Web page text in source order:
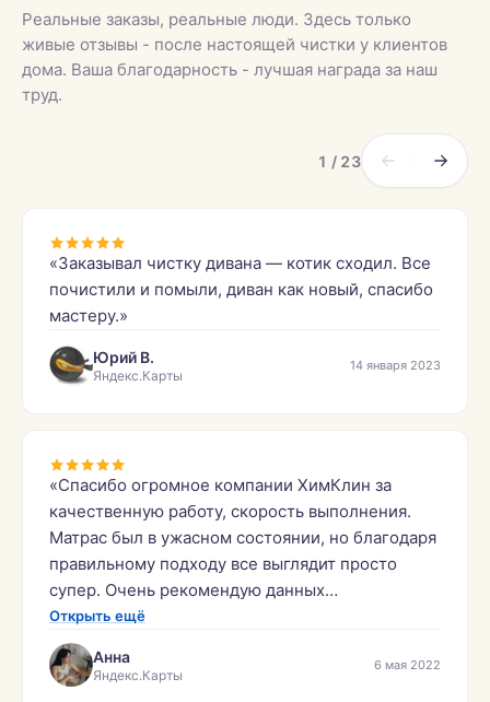
Реальные заказы, реальные люди. Здесь только
живые отзывы - после настоящей чистки у клиентов
дома. Ваша благодарность - лучшая награда за наш
труд.
1 / 23
«Заказывал чистку дивана — котик сходил. Все
почистили и помыли, диван как новый, спасибо
мастеру.»
Юрий В.
Яндекс.Карты
14 января 2023
«Спасибо огромное компании ХимКлин за
качественную работу, скорость выполнения.
Матрас был в ужасном состоянии, но благодаря
правильному подходу все выглядит просто
супер. Очень рекомендую данных
специалистов!»
Открыть ещё
Анна
Яндекс.Карты
6 мая 2022